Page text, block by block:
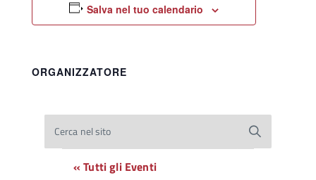
Salva nel tuo calendario
ORGANIZZATORE
Cerca nel sito
« Tutti gli Eventi